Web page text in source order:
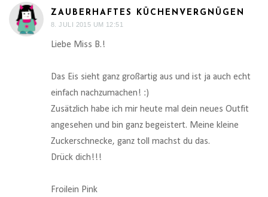
ZAUBERHAFTES KÜCHENVERGNÜGEN
8. JULI 2015 UM 12:51
Liebe Miss B.!
Das Eis sieht ganz großartig aus und ist ja auch echt
einfach nachzumachen! :)
Zusätzlich habe ich mir heute mal dein neues Outfit
angesehen und bin ganz begeistert. Meine kleine
Zuckerschnecke, ganz toll machst du das.
Drück dich!!!
Froilein Pink